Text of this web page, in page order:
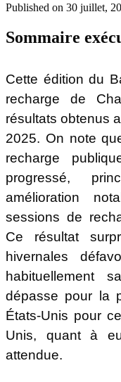
Une performance
Des échecs en légère
Portrait de l’expérience
Principales observations
Une stabilité conforme
Une polarisation des
américaine
Une variation modérée
Published on 30 juillet,
Sommaire
Cette édition du
recharge de
résultats obtenus
2025. On note
recharge
progressé,
amélioration
sessions de
Ce résultat
hivernales
habituellement
dépasse pour la
États-Unis pour
Unis, quant à
attendue.